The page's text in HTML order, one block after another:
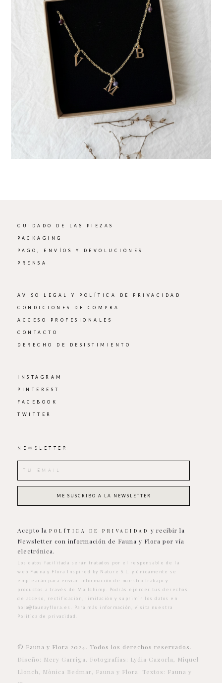
CUIDADO DE LAS PIEZAS
PACKAGING
PAGO, ENVÍOS Y DEVOLUCIONES
PRENSA
AVISO LEGAL Y POLÍTICA DE PRIVACIDAD
CONDICIONES DE COMPRA
ACCESO PROFESIONALES
CONTACTO
DERECHO DE DESISTIMIENTO
INSTAGRAM
PINTEREST
FACEBOOK
TWITTER
NEWSLETTER
Acepto la POLÍTICA DE PRIVACIDAD
y recibir la
Newsletter con información de Fauna y Flora por vía
electrónica.
Los datos facilitada serán tratados por el responsable de la
web Fauna y Flora Inspired by Nature S.L. y únicamente se
emplearán para enviar información de nuestro trabajo y
productos a través de Mailchimp. Podrás ejercer tus derechos
de acceso, rectificación, limitación y suprimir los datos en
hola@faunayflora.es
. Para más información, visita nuestra
Política de privacidad
© Fauna y Flora 2024. Todos los derechos reservados.
Diseño: Mery Garriga. Fotografías: Lydia Cazorla, Miquel
Llonch, Mònica Bedmar, Fauna y Flora. Textos: Fauna y